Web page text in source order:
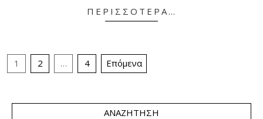
ΠΕΡΙΣΣΌΤΕΡΑ…
Σελιδοποίηση
1 2 … 4 Επόμενα
ΑΝΑΖΉΤΗΣΗ